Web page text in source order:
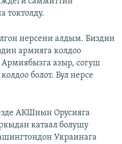
токтолду.
нерсени алдым. Биздин
армияга колдоо
Армиябызга азыр, согуш
болот. Бул нерсе
АКШнын Орусияга
катаал болушу
Украинага